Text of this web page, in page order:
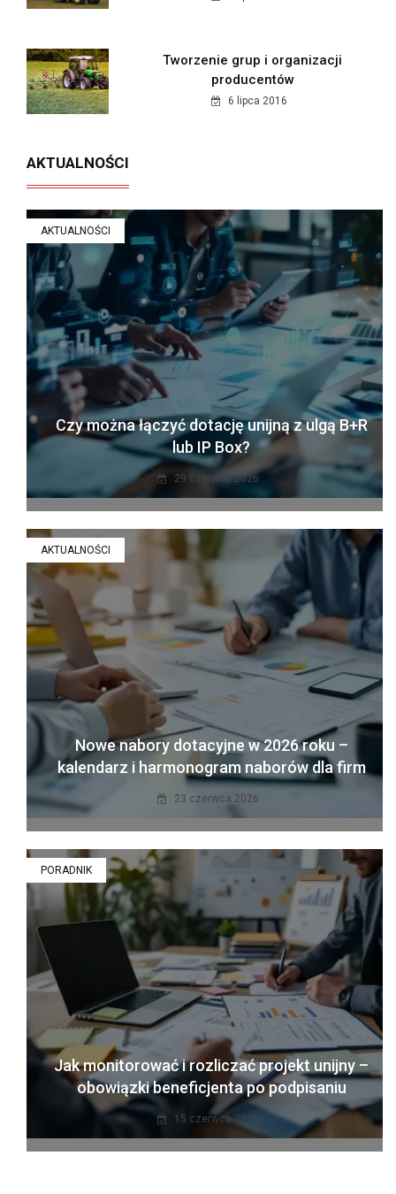
Tworzenie grup i organizacji
producentów
6 lipca 2016
AKTUALNOŚCI
AKTUALNOŚCI
Czy można łączyć dotację unijną z ulgą B+R
lub IP Box?
29 czerwca 2026
AKTUALNOŚCI
Nowe nabory dotacyjne w 2026 roku –
kalendarz i harmonogram naborów dla firm
23 czerwca 2026
PORADNIK
Jak monitorować i rozliczać projekt unijny –
obowiązki beneficjenta po podpisaniu
15 czerwca 2026